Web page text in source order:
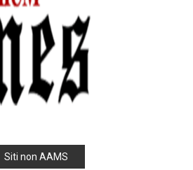
Siti non AAMS